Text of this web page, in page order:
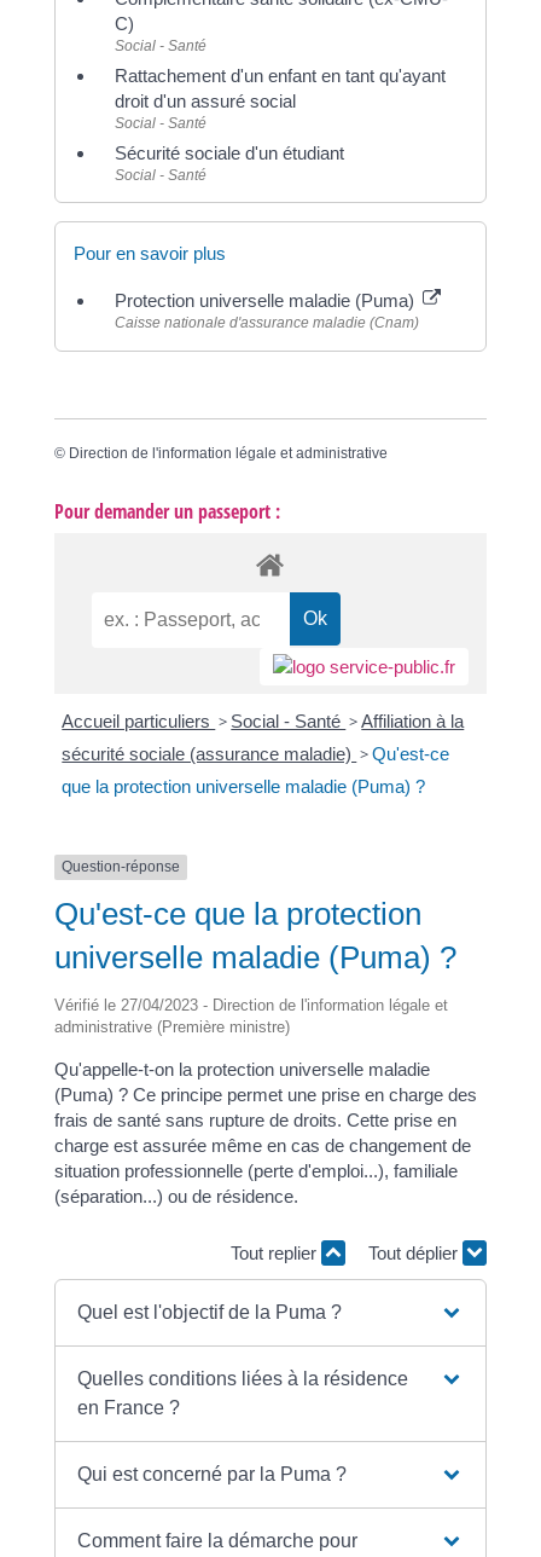
C)
Social - Santé
Rattachement d'un enfant en tant qu'ayant
droit d'un assuré social
Social - Santé
Sécurité sociale d'un étudiant
Social - Santé
Pour en savoir plus
Protection universelle maladie (Puma)
Caisse nationale d'assurance maladie (Cnam)
© Direction de l'information légale et administrative
Pour demander un passeport :
Accueil particuliers > Social - Santé >Affiliation à la
sécurité sociale (assurance maladie) >Qu'est-ce
que la protection universelle maladie (Puma) ?
Question-réponse
Qu'est-ce que la protection
universelle maladie (Puma) ?
Vérifié le 27/04/2023 - Direction de l'information légale et
administrative (Première ministre)
Qu'appelle-t-on la protection universelle maladie
(Puma) ? Ce principe permet une prise en charge des
frais de santé sans rupture de droits. Cette prise en
charge est assurée même en cas de changement de
situation professionnelle (perte d'emploi...), familiale
(séparation...) ou de résidence.
Tout replier Tout déplier
Quel est l'objectif de la Puma ?
Quelles conditions liées à la résidence
en France ?
Qui est concerné par la Puma ?
Comment faire la démarche pour